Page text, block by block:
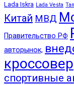
Lada Iskra Lada Vesta
Китай МВД
Правительство РФ
авторынок,
кроссовер
спортивные